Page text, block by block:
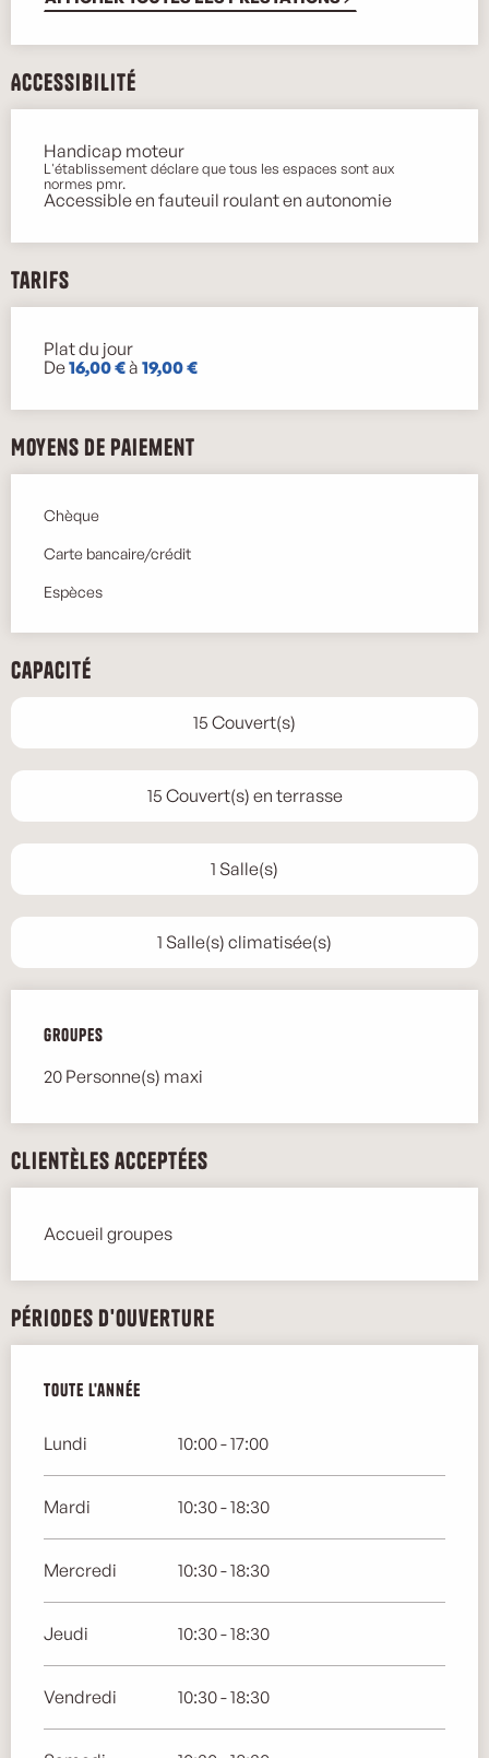
Accessibilité
Handicap moteur
L'établissement déclare que tous les espaces sont aux
normes pmr.
Accessible en fauteuil roulant en autonomie
Tarifs
Tarifs 2026
Plat du jour
De16,00 €à 19,00 €
Moyens de paiement
Chèque
Carte bancaire/crédit
Espèces
Capacité
15 Couvert(s)
15 Couvert(s) en terrasse
1 Salle(s)
1 Salle(s) climatisée(s)
Groupes
Groupes
20 Personne(s) maxi
Clientèles acceptées
Accueil groupes
Périodes d'ouverture
Toute l'année
Toute l'année
Lundi 10:00 - 17:00
Mardi 10:30 - 18:30
Mercredi 10:30 - 18:30
Jeudi 10:30 - 18:30
Vendredi 10:30 - 18:30